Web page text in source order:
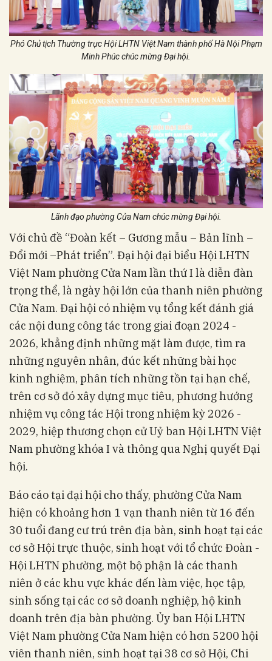
Phó Chủ tịch Thường trực Hội LHTN Việt Nam thành phố Hà Nội Phạm
Minh Phúc chúc mừng Đại hội.
Lãnh đạo phường Cửa Nam chúc mừng Đại hội.
Với chủ đề “Đoàn kết – Gương mẫu – Bản lĩnh –
Đổi mới –Phát triển”. Đại hội đại biểu Hội LHTN
Việt Nam phường Cửa Nam lần thứ I là diễn đàn
trọng thể, là ngày hội lớn của thanh niên phường
Cửa Nam. Đại hội có nhiệm vụ tổng kết đánh giá
các nội dung công tác trong giai đoạn 2024 -
2026, khẳng định những mặt làm được, tìm ra
những nguyên nhân, đúc kết những bài học
kinh nghiệm, phân tích những tồn tại hạn chế,
trên cơ sở đó xây dựng mục tiêu, phương hướng
nhiệm vụ công tác Hội trong nhiệm kỳ 2026 -
2029, hiệp thương chọn cử Uỷ ban Hội LHTN Việt
Nam phường khóa I và thông qua Nghị quyết Đại
hội.
Báo cáo tại đại hội cho thấy, phường Cửa Nam
hiện có khoảng hơn 1 vạn thanh niên từ 16 đến
30 tuổi đang cư trú trên địa bàn, sinh hoạt tại các
cơ sở Hội trực thuộc, sinh hoạt với tổ chức Đoàn -
Hội LHTN phường, một bộ phận là các thanh
niên ở các khu vực khác đến làm việc, học tập,
sinh sống tại các cơ sở doanh nghiệp, hộ kinh
doanh trên địa bàn phường. Ủy ban Hội LHTN
Việt Nam phường Cửa Nam hiện có hơn 5200 hội
viên thanh niên, sinh hoạt tại 38 cơ sở Hội, Chi